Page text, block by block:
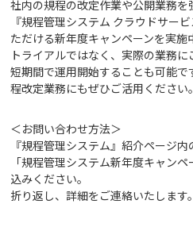
社内の規程の改定作業や公開業務
『規程管理システム クラウドサー
ただける新年度キャンペーンを実施
トライアルではなく、実際の業務に
短期間で運用開始することも可能
程改定業務にもぜひご活用ください。
＜お問い合わせ方法＞
『規程管理システム』紹介ページ
「規程管理システム新年度キャン
込みください。
折り返し、詳細をご連絡いたします。